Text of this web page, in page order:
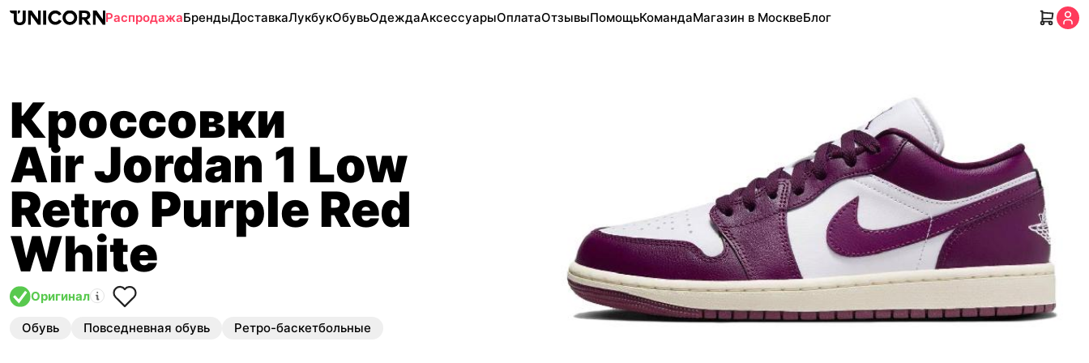
РаспродажаБрендыДоставкаЛукбукОбувьОдеждаАксессуарыОплатаОтзывыПомощьКомандаМагазин в МосквеБлог
Кроссовки
Air Jordan 1 Low
Retro Purple Red
White
Оригинал
Обувь Повседневная обувь Ретро-баскетбольные